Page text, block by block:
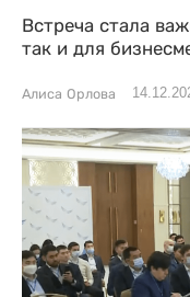
Встреча стала
так и для
Алиса Орлова